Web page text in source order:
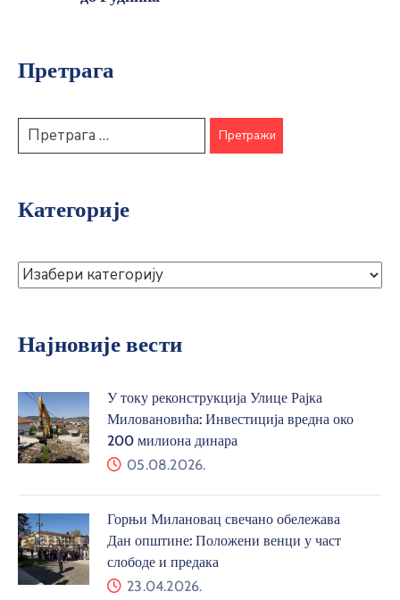
Претрага
Категорије
Најновије вести
У току реконструкција Улице Рајка
Миловановића: Инвестиција вредна око
200 милиона динара
05.08.2026.
Горњи Милановац свечано обележава
Дан општине: Положени венци у част
слободе и предака
23.04.2026.